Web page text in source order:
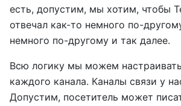
есть, допустим, мы хотим, чтобы
отвечал как-то немного по-
немного по-другому и так далее.
Всю логику мы можем
каждого канала. Каналы связи у
Допустим, посетитель может